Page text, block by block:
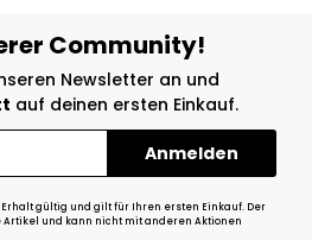
Community!
Newsletter an und
auf deinen ersten Einkauf.
Erhalt gültig und gilt für Ihren ersten Einkauf. Der
und kann nicht mit anderen Aktionen